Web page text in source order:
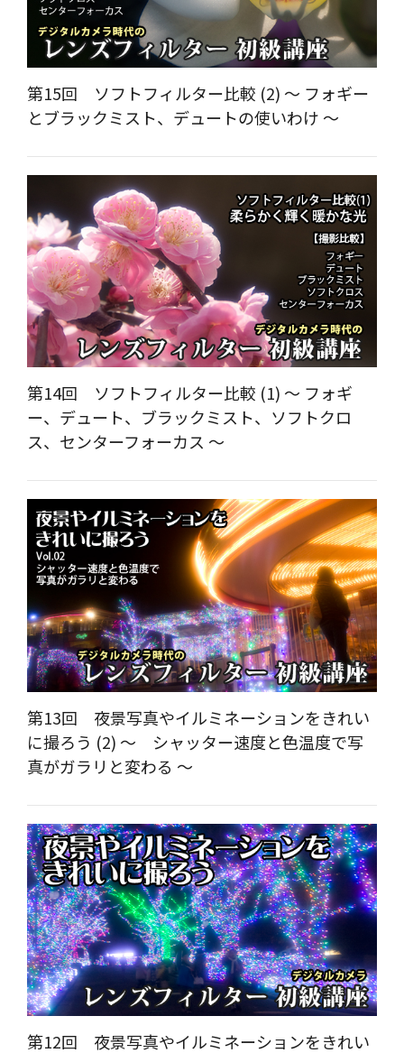
第15回 ソフトフィルター比較 (2) ～ フォギー
とブラックミスト、デュートの使いわけ ～
第14回 ソフトフィルター比較 (1) ～ フォギ
ー、デュート、ブラックミスト、ソフトクロ
ス、センターフォーカス ～
第13回 夜景写真やイルミネーションをきれい
に撮ろう (2) ～ シャッター速度と色温度で写
真がガラリと変わる ～
第12回 夜景写真やイルミネーションをきれい